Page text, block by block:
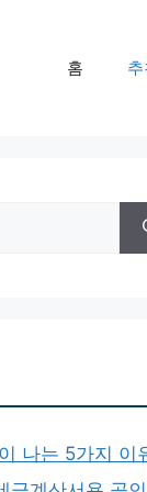
홈 추
나는 5가지 이